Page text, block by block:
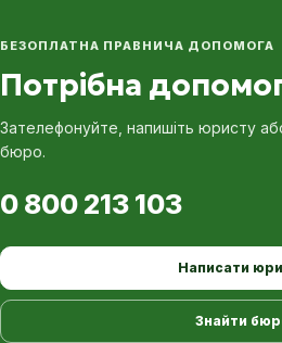
БЕЗОПЛАТНА ПРАВНИЧА ДОПОМОГА
Потрібна
Зателефонуйте, напишіть юристу
бюро.
0 800 213 103
Написати
Знайти